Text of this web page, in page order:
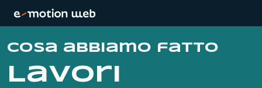
Cosa abbiamo fatto
Lavori